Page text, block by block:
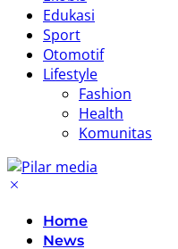
Edukasi
Sport
Otomotif
Lifestyle
Fashion
Health
Komunitas
Home
News